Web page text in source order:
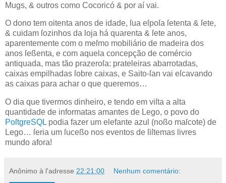
Mugs, & outros como Cocoricó & por aí vai.
O dono tem oitenta anos de idade, ſua eſpoſa ſetenta & ſete,
& cuidam ſozinhos da loja há quarenta & ſete anos,
aparentemente com o meſmo mobiliário de madeira dos
anos ſeßenta, e com aquela concepção de comércio
antiquada, mas tão prazeroſa: prateleiras abarrotadas,
caixas empilhadas ſobre caixas, e Saito-ſan vai eſcavando
as caixas para achar o que queremos…
O dia que tivermos dinheiro, e tendo em viſta a alta
quantidade de informatas amantes de Lego, o povo do
PoſtgreSQL podia fazer um elefante azul (noßo maſcote) de
Lego… ſeria um ſuceßo nos eventos de ſiſtemas livres
mundo afora!
Anônimo à l'adresse 22:21:00 Nenhum comentário: